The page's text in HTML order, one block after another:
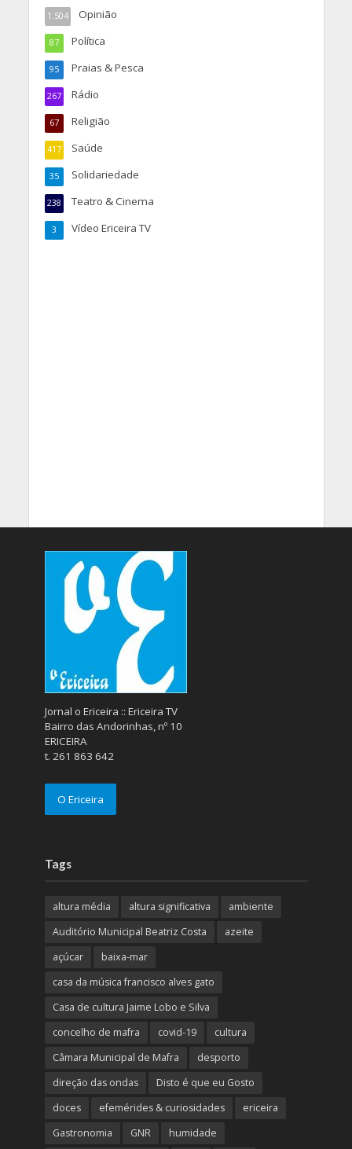
Opinião
1.504
Política
87
Praias & Pesca
95
Rádio
267
Religião
67
Saúde
417
Solidariedade
35
Teatro & Cinema
238
Vídeo Ericeira TV
3
Jornal o Ericeira :: Ericeira TV
Bairro das Andorinhas, nº 10
ERICEIRA
t. 261 863 642
O Ericeira
Tags
altura média altura significativa
ambiente
Auditório Municipal Beatriz Costa
azeite
açúcar
baixa-mar
casa da música francisco alves gato
Casa de cultura Jaime Lobo e Silva
concelho de mafra
covid-19
cultura
Câmara Municipal de Mafra
desporto
direção das ondas
Disto é que eu Gosto
doces
efemérides & curiosidades
ericeira
Gastronomia
GNR humidade